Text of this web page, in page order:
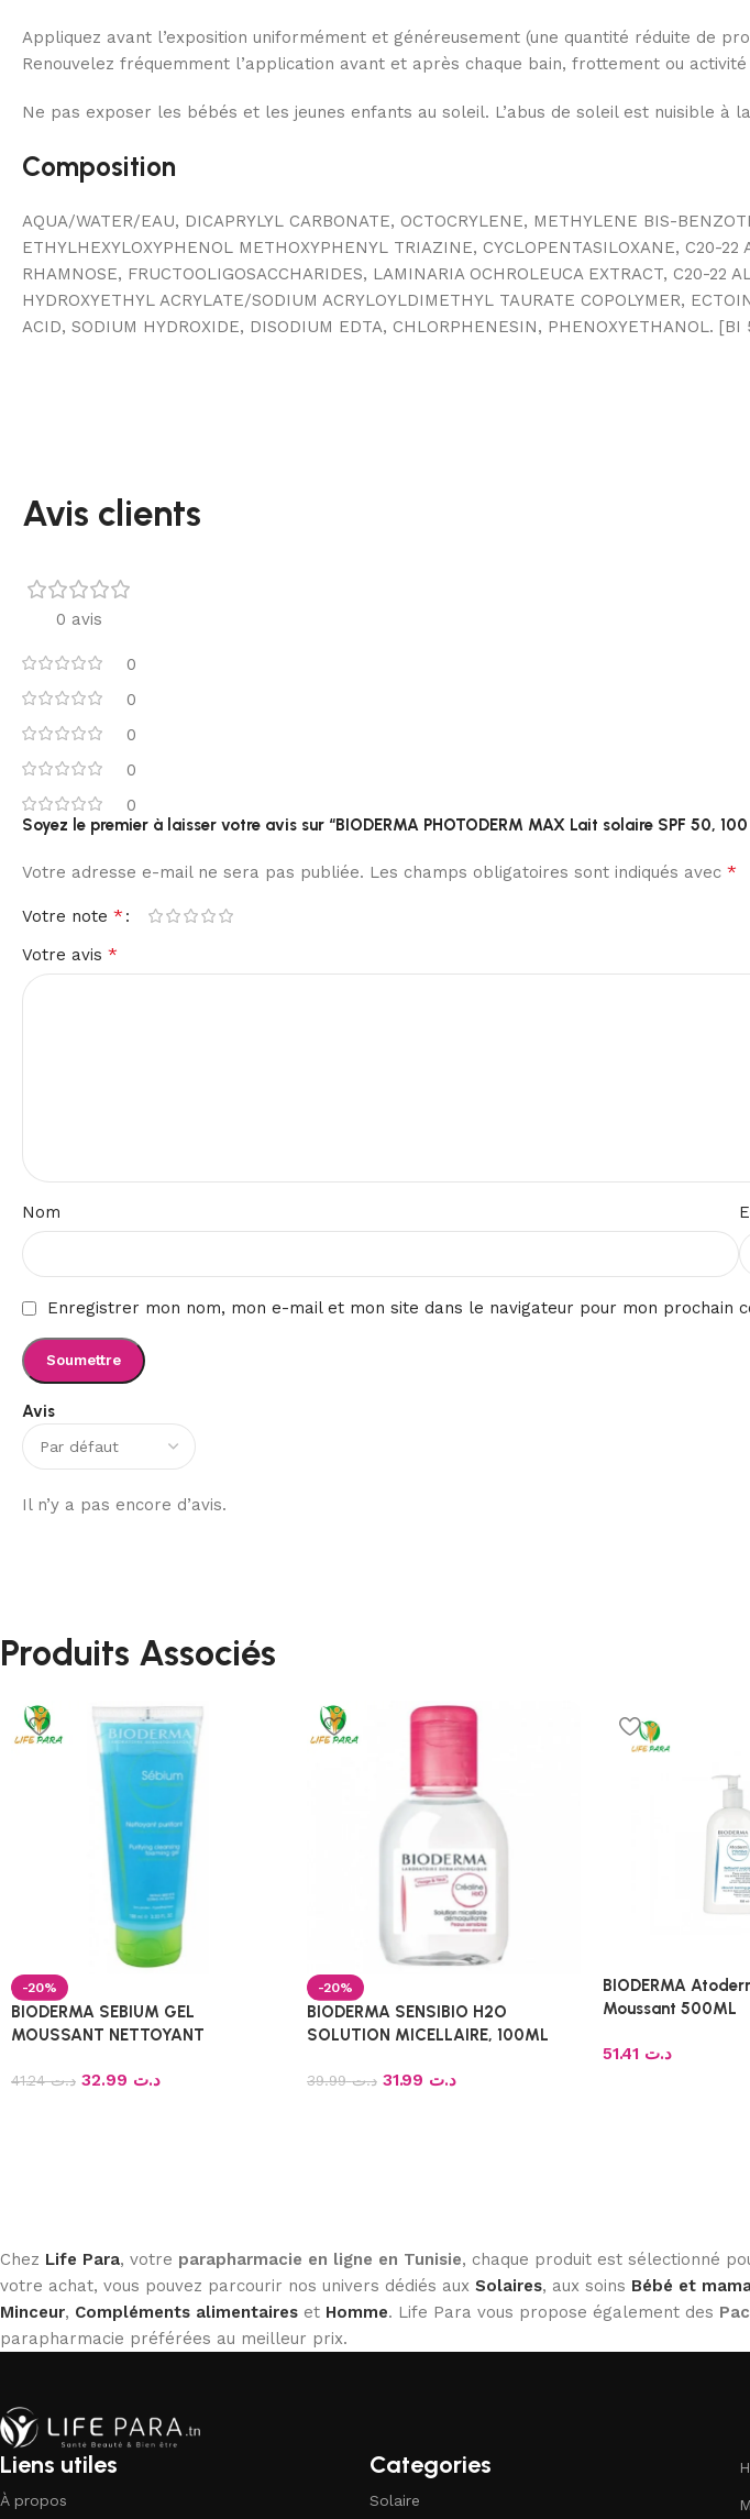
Appliquez avant l’exposition uniformément et généreusement (une quantité réduite de
Renouvelez fréquemment l’application avant et après chaque bain, frottement ou
Ne pas exposer les bébés et les jeunes enfants au soleil. L’abus de soleil est nuisible à
Composition
AQUA/WATER/EAU, DICAPRYLYL CARBONATE, OCTOCRYLENE, METHYLENE BIS-
ETHYLHEXYLOXYPHENOL METHOXYPHENYL TRIAZINE, CYCLOPENTASILOXANE, C20-
RHAMNOSE, FRUCTOOLIGOSACCHARIDES, LAMINARIA OCHROLEUCA EXTRACT, C20-22
HYDROXYETHYL ACRYLATE/SODIUM ACRYLOYLDIMETHYL TAURATE COPOLYMER,
ACID, SODIUM HYDROXIDE, DISODIUM EDTA, CHLORPHENESIN, PHENOXYETHANOL. [BI
Avis clients
0 avis
0
0
0
0
0
Avis
Il n’y a pas encore d’avis.
Soyez le premier à laisser votre avis sur “BIODERMA PHOTODERM MAX Lait solaire SPF 50, 100
Votre adresse e-mail ne sera pas publiée. Les champs obligatoires sont indiqués avec *
Votre note *
Votre avis *
Nom
Enregistrer mon nom, mon e-mail et mon site dans le navigateur pour mon prochain
Produits Associés
-20%
BIODERMA SEBIUM GEL
MOUSSANT NETTOYANT
د.ت41.24 د.ت
-20%
BIODERMA SENSIBIO H2O
SOLUTION MICELLAIRE, 100ML
د.ت39.99 د.ت
BIODERMA
Moussant 500ML
د.ت
Chez Life Para, votre parapharmacie en ligne en Tunisie, chaque produit est sélectionné
votre achat, vous pouvez parcourir nos univers dédiés aux Solaires, aux soins Bébé et
Minceur, Compléments alimentaires et Homme. Life Para vous propose également des
parapharmacie préférées au meilleur prix.
Liens utiles
À propos
Categories
Solaire